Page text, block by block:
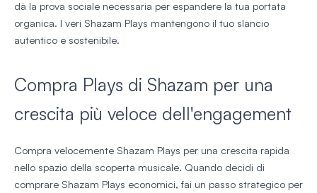
dà la prova sociale necessaria per espandere la tua portata
organica. I veri Shazam Plays mantengono il tuo slancio
autentico e sostenibile.
Compra Plays di Shazam per una
crescita più veloce dell'engagement
Compra velocemente Shazam Plays per una crescita rapida
nello spazio della scoperta musicale. Quando decidi di
comprare Shazam Plays economici, fai un passo strategico per